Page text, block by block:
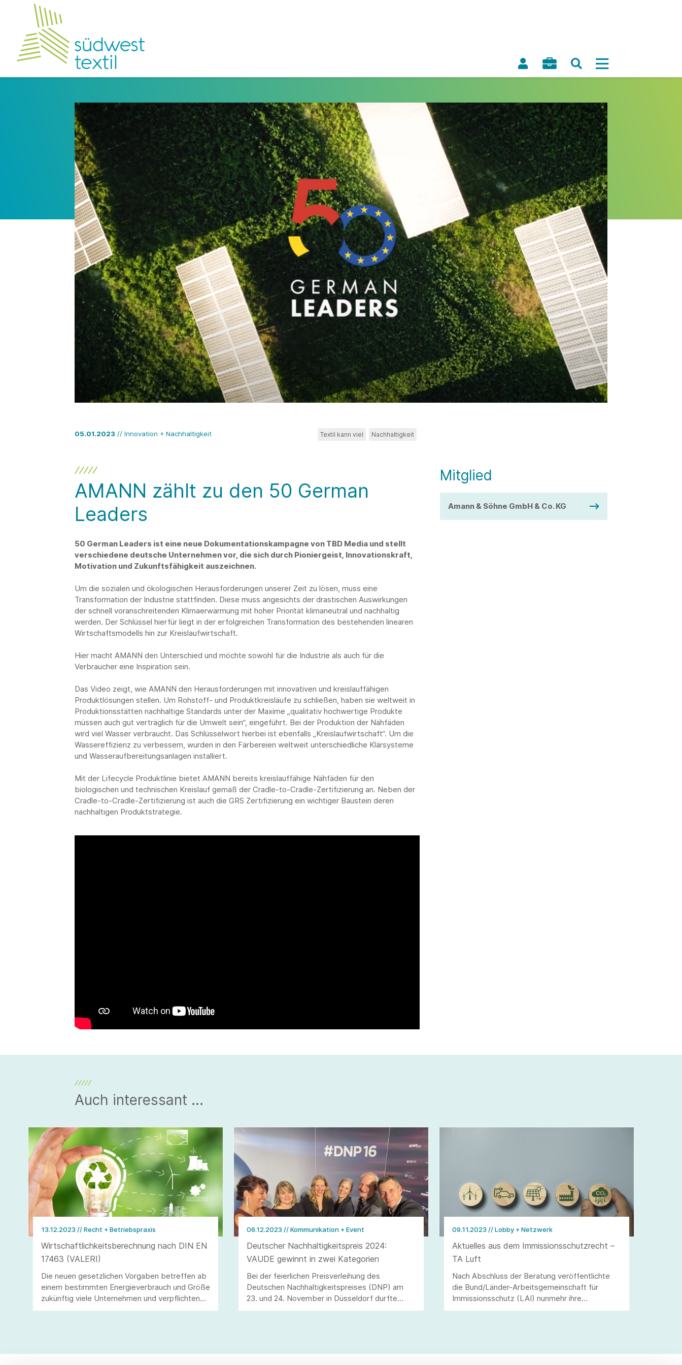
05.01.2023 // Innovation + Nachhaltigkeit Textil kann viel Nachhaltigkeit
AMANN zählt zu den 50 German
Leaders
50 German Leaders ist eine neue Dokumentationskampagne von TBD Media und stellt
verschiedene deutsche Unternehmen vor, die sich durch Pioniergeist, Innovationskraft,
Motivation und Zukunftsfähigkeit auszeichnen.
Um die sozialen und ökologischen Herausforderungen unserer Zeit zu lösen, muss eine
Transformation der Industrie stattfinden. Diese muss angesichts der drastischen Auswirkungen
der schnell voranschreitenden Klimaerwärmung mit hoher Priorität klimaneutral und nachhaltig
werden. Der Schlüssel hierfür liegt in der erfolgreichen Transformation des bestehenden linearen
Wirtschaftsmodells hin zur Kreislaufwirtschaft.
Hier macht AMANN den Unterschied und möchte sowohl für die Industrie als auch für die
Verbraucher eine Inspiration sein.
Das Video zeigt, wie AMANN den Herausforderungen mit innovativen und kreislauffähigen
Produktlösungen stellen. Um Rohstoff- und Produktkreisläufe zu schließen, haben sie weltweit in
Produktionsstätten nachhaltige Standards unter der Maxime „qualitativ hochwertige Produkte
müssen auch gut verträglich für die Umwelt sein“, eingeführt. Bei der Produktion der Nähfäden
wird viel Wasser verbraucht. Das Schlüsselwort hierbei ist ebenfalls „Kreislaufwirtschaft“. Um die
Wassereffizienz zu verbessern, wurden in den Färbereien weltweit unterschiedliche Klärsysteme
und Wasseraufbereitungsanlagen installiert.
Mit der Lifecycle Produktlinie bietet AMANN bereits kreislauffähige Nähfäden für den
biologischen und technischen Kreislauf gemäß der Cradle-to-Cradle-Zertifizierung an. Neben der
Cradle-to-Cradle-Zertifizierung ist auch die GRS Zertifizierung ein wichtiger Baustein deren
nachhaltigen Produktstrategie.
Mitglied
Amann & Söhne GmbH & Co. KG
Auch interessant ...
13.12.2023 // Recht + Betriebspraxis
Wirtschaftlichkeitsberechnung nach DIN EN
17463 (VALERI)
Die neuen gesetzlichen Vorgaben betreffen ab
einem bestimmten Energieverbrauch und Größe
zukünftig viele Unternehmen und verpflichten
diese zur wirtschaftlichen Bewertung und ggf.
06.12.2023 // Kommunikation + Event
Deutscher Nachhaltigkeitspreis 2024:
VAUDE gewinnt in zwei Kategorien
Bei der feierlichen Preisverleihung des
Deutschen Nachhaltigkeitspreises (DNP) am
23. und 24. November in Düsseldorf durfte
VAUDE gleich zwei der begehrten silbernen
09.11.2023 // Lobby + Netzwerk
Aktuelles aus dem Immissionsschutzrecht –
TA Luft
Nach Abschluss der Beratung veröffentlichte
die Bund/Länder-Arbeitsgemeinschaft für
Immissionsschutz (LAI) nunmehr ihre
Vollzugsempfehlung zu Acetaldehyd und das
Acetaldehyd sehen wir sehr positiv und als